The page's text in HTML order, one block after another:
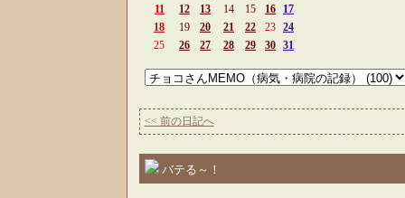
11
12 13 14 15 16
17
18
19 20 21 22 23 24
25
26 27 28 29 30 31
<< 前の日記へ
バテる～！